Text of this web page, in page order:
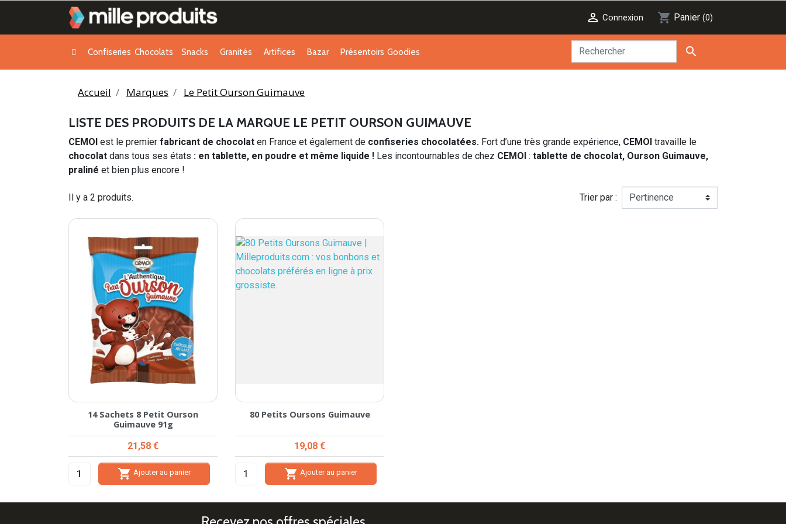
 Connexion shopping_cart Panier (0)
Confiseries Chocolats Snacks Granités Artifices Bazar Présentoirs Goodies 
Accueil Marques Le Petit Ourson Guimauve
LISTE DES PRODUITS DE LA MARQUE LE PETIT OURSON GUIMAUVE
CEMOI est le premier fabricant de chocolat en France et également de confiseries chocolatées. Fort d’une très grande expérience, CEMOI travaille le
chocolat dans tous ses états : en tablette, en poudre et même liquide ! Les incontournables de chez CEMOI : tablette de chocolat, Ourson Guimauve,
praliné et bien plus encore !
Il y a 2 produits. Trier par :
14 Sachets 8 Petit Ourson
Guimauve 91g
Prix
21,58 €
 Ajouter au panier
80 Petits Oursons Guimauve
Prix
19,08 €
 Ajouter au panier